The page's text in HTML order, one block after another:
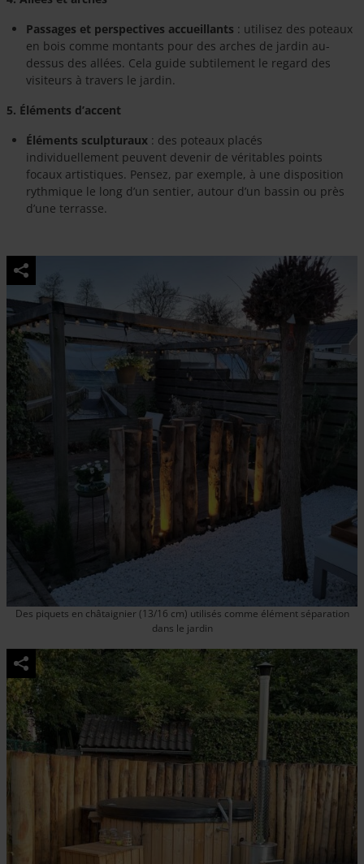
Passages et perspectives accueillants : utilisez des poteaux
en bois comme montants pour des arches de jardin au-
dessus des allées. Cela guide subtilement le regard des
visiteurs à travers le jardin.
5. Éléments d’accent
Éléments sculpturaux : des poteaux placés
individuellement peuvent devenir de véritables points
focaux artistiques. Pensez, par exemple, à une disposition
rythmique le long d’un sentier, autour d’un bassin ou près
d’une terrasse.
Des piquets en châtaignier (13/16 cm) utilisés comme élément séparation
dans le jardin